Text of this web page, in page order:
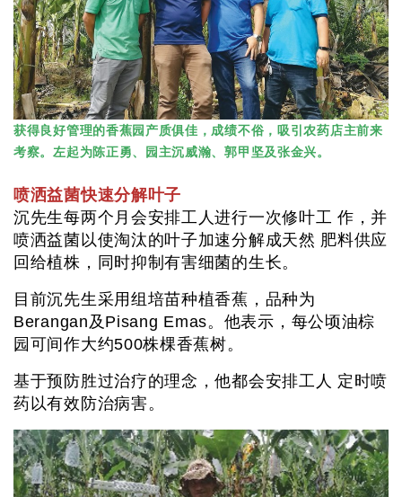
获得良好管理的香蕉园产质俱佳，成绩不俗，吸引农药店主前来
考察。左起为陈正勇、园主沉威瀚、郭甲坚及张金兴。
喷洒益菌快速分解叶子
沉先生每两个月会安排工人进行一次修叶工 作，并
喷洒益菌以使淘汰的叶子加速分解成天然 肥料供应
回给植株，同时抑制有害细菌的生长。
目前沉先生采用组培苗种植香蕉，品种为
Berangan及Pisang Emas。他表示，每公顷油棕
园可间作大约500株棵香蕉树。
基于预防胜过治疗的理念，他都会安排工人 定时喷
药以有效防治病害。